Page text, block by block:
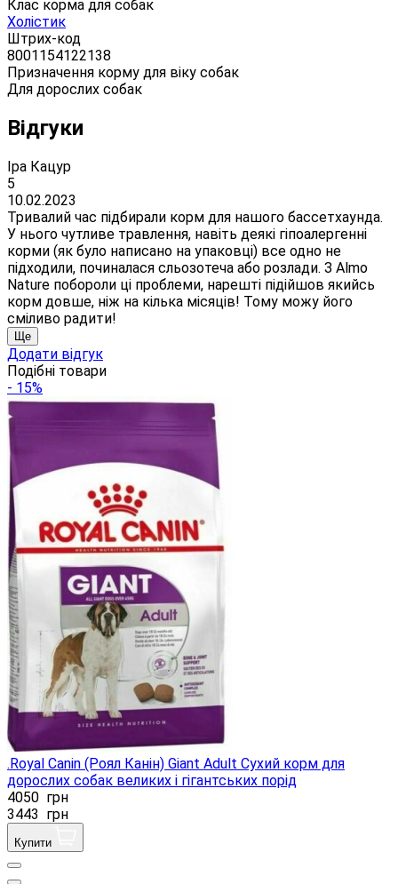
Клас корма для собак
Холістик
Штрих-код
8001154122138
Призначення корму для віку собак
Для дорослих собак
Відгуки
Іра Кацур
5
10.02.2023
Тривалий час підбирали корм для нашого бассетхаунда.
У нього чутливе травлення, навіть деякі гіпоалергенні
корми (як було написано на упаковці) все одно не
підходили, починалася сльозотеча або розлади. З Almo
Nature побороли ці проблеми, нарешті підійшов якийсь
корм довше, ніж на кілька місяців! Тому можу його
сміливо радити!
Ще
Додати відгук
Подібні товари
- 15%
.Royal Canin (Роял Канін) Giant Adult Сухий корм для
дорослих собак великих і гігантських порід
4050 грн
3443 грн
Купити